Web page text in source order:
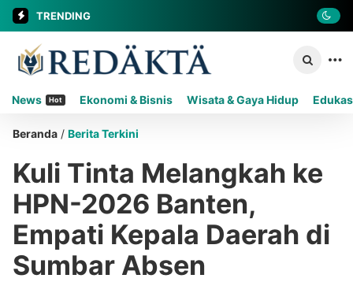
TRENDING
News Hot Ekonomi & Bisnis Wisata & Gaya Hidup
Beranda / Berita Terkini
Kuli Tinta Melangkah ke
HPN-2026 Banten,
Empati Kepala Daerah di
Sumbar Absen